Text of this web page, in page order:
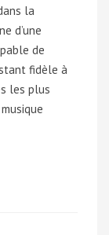
la
d’une
de
fidèle à
les plus